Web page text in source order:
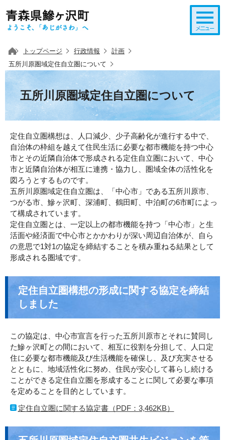
トップページ 行政情報
計画
五所川原圏域定住自立圏について
五所川原圏域定住自立圏について
定住自立圏構想は、人口減少、少子高齢化が進行する中で、
自治体の枠組を越えて住民生活に必要な都市機能を持つ中心
市とその近隣自治体で形成される定住自立圏において、中心
市と近隣自治体が相互に連携・協力し、圏域全体の活性化を
図ろうとするものです。
五所川原圏域定住自立圏は、「中心市」である五所川原市、
つがる市、鰺ヶ沢町、深浦町、鶴田町、中泊町の6市町によっ
て構成されています。
定住自立圏とは、一定以上の都市機能を持つ「中心市」と生
活面や経済面で中心市とかかわりが深い周辺自治体が、自ら
の意思で1対1の協定を締結することを積み重ねる結果として
形成される圏域です。
定住自立圏構想の形成に関する協定を締結
しました
この協定は、中心市宣言を行った五所川原市とそれに賛同し
た鰺ヶ沢町との間において、相互に役割を分担して、人口定
住に必要な都市機能及び生活機能を確保し、及び充実させる
とともに、地域活性化に努め、住民が安心して暮らし続ける
ことができる定住自立圏を形成することに関して必要な事項
を定めることを目的としています。
定住自立圏に関する協定書（PDF：3,462KB）